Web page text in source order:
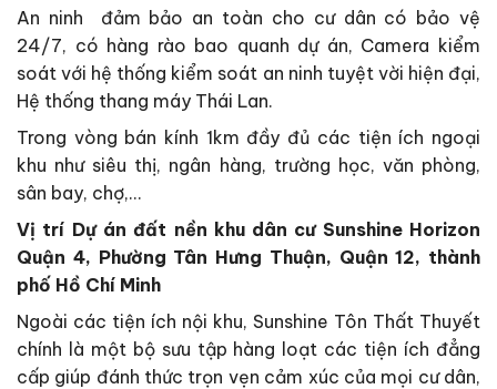
An ninh đảm bảo an toàn cho cư dân có bảo vệ
24/7, có hàng rào bao quanh dự án, Camera kiểm
soát với hệ thống kiểm soát an ninh tuyệt vời hiện đại,
Hệ thống thang máy Thái Lan.
Trong vòng bán kính 1km đầy đủ các tiện ích ngoại
khu như siêu thị, ngân hàng, trường học, văn phòng,
sân bay, chợ,…
Vị trí Dự án đất nền khu dân cư Sunshine Horizon
Quận 4, Phường Tân Hưng Thuận, Quận 12, thành
phố Hồ Chí Minh
Ngoài các tiện ích nội khu, Sunshine Tôn Thất Thuyết
chính là một bộ sưu tập hàng loạt các tiện ích đẳng
cấp giúp đánh thức trọn vẹn cảm xúc của mọi cư dân,